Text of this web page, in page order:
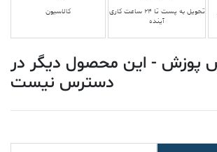
تحویل به پست تا ۲۴ ساعت کاری
آینده
کالاسیون
پوزش - این محصول دیگر در
دسترس نیست